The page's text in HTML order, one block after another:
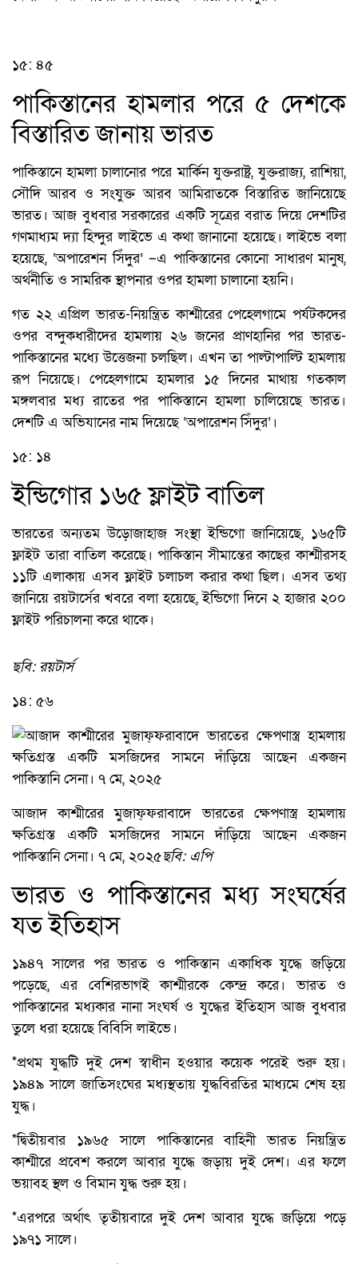
১৫: ৪৫
পাকিস্তানের হামলার পরে ৫ দেশকে
বিস্তারিত জানায় ভারত
পাকিস্তানে হামলা চালানোর পরে মার্কিন যুক্তরাষ্ট্র, যুক্তরাজ্য, রাশিয়া,
সৌদি আরব ও সংযুক্ত আরব আমিরাতকে বিস্তারিত জানিয়েছে
ভারত। আজ বুধবার সরকারের একটি সূত্রের বরাত দিয়ে দেশটির
গণমাধ্যম দ্যা হিন্দুর লাইভে এ কথা জানানো হয়েছে। লাইভে বলা
হয়েছে, ‘অপারেশন সিঁদুর’ –এ পাকিস্তানের কোনো সাধারণ মানুষ,
অর্থনীতি ও সামরিক স্থাপনার ওপর হামলা চালানো হয়নি।
গত ২২ এপ্রিল ভারত-নিয়ন্ত্রিত কাশ্মীরের পেহেলগামে পর্যটকদের
ওপর বন্দুকধারীদের হামলায় ২৬ জনের প্রাণহানির পর ভারত-
পাকিস্তানের মধ্যে উত্তেজনা চলছিল। এখন তা পাল্টাপাল্টি হামলায়
রূপ নিয়েছে। পেহেলগামে হামলার ১৫ দিনের মাথায় গতকাল
মঙ্গলবার মধ্য রাতের পর পাকিস্তানে হামলা চালিয়েছে ভারত।
দেশটি এ অভিযানের নাম দিয়েছে ‘অপারেশন সিঁদুর’।
১৫: ১৪
ইন্ডিগোর ১৬৫ ফ্লাইট বাতিল
ভারতের অন্যতম উড়োজাহাজ সংস্থা ইন্ডিগো জানিয়েছে, ১৬৫টি
ফ্লাইট তারা বাতিল করেছে। পাকিস্তান সীমান্তের কাছের কাশ্মীরসহ
১১টি এলাকায় এসব ফ্লাইট চলাচল করার কথা ছিল। এসব তথ্য
জানিয়ে রয়টার্সের খবরে বলা হয়েছে, ইন্ডিগো দিনে ২ হাজার ২০০
ফ্লাইট পরিচালনা করে থাকে।
ছবি: রয়টার্স
১৪: ৫৬
আজাদ কাশ্মীরের মুজাফ্ফরাবাদে ভারতের ক্ষেপণাস্ত্র হামলায়
ক্ষতিগ্রস্ত একটি মসজিদের সামনে দাঁড়িয়ে আছেন একজন
পাকিস্তানি সেনা। ৭ মে, ২০২৫ছবি: এপি
ভারত ও পাকিস্তানের মধ্য সংঘর্ষের
যত ইতিহাস
১৯৪৭ সালের পর ভারত ও পাকিস্তান একাধিক যুদ্ধে জড়িয়ে
পড়েছে, এর বেশিরভাগই কাশ্মীরকে কেন্দ্র করে। ভারত ও
পাকিস্তানের মধ্যকার নানা সংঘর্ষ ও যুদ্ধের ইতিহাস আজ বুধবার
তুলে ধরা হয়েছে বিবিসি লাইভে।
*প্রথম যুদ্ধটি দুই দেশ স্বাধীন হওয়ার কয়েক পরেই শুরু হয়।
১৯৪৯ সালে জাতিসংঘের মধ্যস্থতায় যুদ্ধবিরতির মাধ্যমে শেষ হয়
যুদ্ধ।
*দ্বিতীয়বার ১৯৬৫ সালে পাকিস্তানের বাহিনী ভারত নিয়ন্ত্রিত
কাশ্মীরে প্রবেশ করলে আবার যুদ্ধে জড়ায় দুই দেশ। এর ফলে
ভয়াবহ স্থল ও বিমান যুদ্ধ শুরু হয়।
*এরপরে অর্থাৎ তৃতীয়বারে দুই দেশ আবার যুদ্ধে জড়িয়ে পড়ে
১৯৭১ সালে।